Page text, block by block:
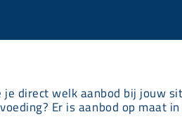
direct welk aanbod bij jouw
Er is aanbod op maat